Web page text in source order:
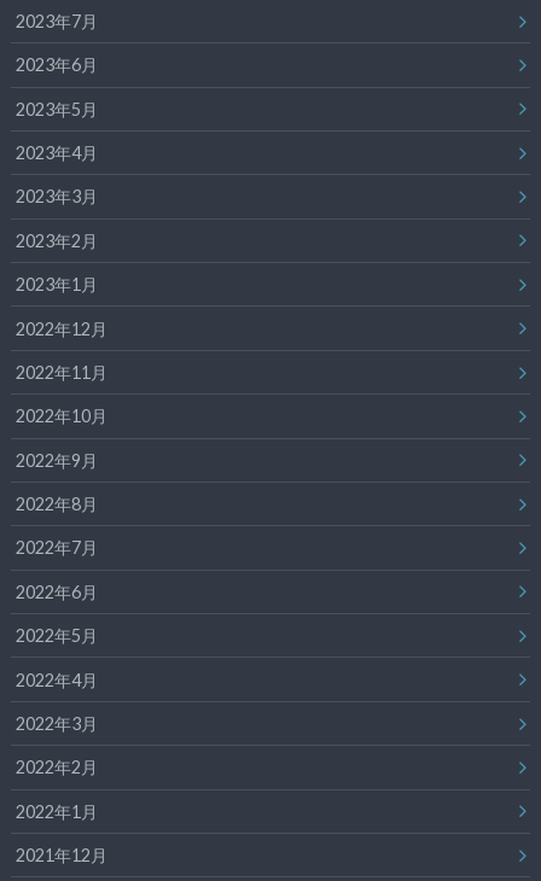
2023年7月
2023年6月
2023年5月
2023年4月
2023年3月
2023年2月
2023年1月
2022年12月
2022年11月
2022年10月
2022年9月
2022年8月
2022年7月
2022年6月
2022年5月
2022年4月
2022年3月
2022年2月
2022年1月
2021年12月